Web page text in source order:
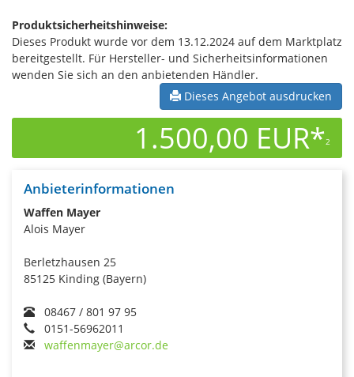
Produktsicherheitshinweise:
Dieses Produkt wurde vor dem 13.12.2024 auf dem Marktplatz
bereitgestellt. Für Hersteller- und Sicherheitsinformationen
wenden Sie sich an den anbietenden Händler.
Dieses Angebot ausdrucken
1.500,00 EUR*2
Anbieterinformationen
Waffen Mayer
Alois Mayer
Berletzhausen 25
85125 Kinding (Bayern)
08467 / 801 97 95
0151-56962011
waffenmayer@arcor.de